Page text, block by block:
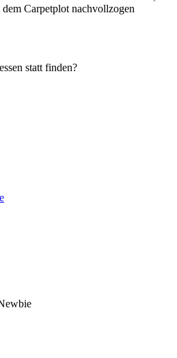
Carpetplot nachvollzogen
statt finden?